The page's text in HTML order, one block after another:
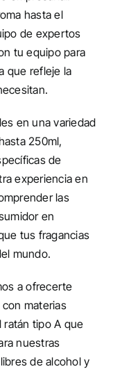
hasta el
de expertos
tu equipo para
que refleje la
en una variedad
250ml,
de
experiencia en
las
en
tus fragancias
mundo.
a ofrecerte
materias
ratán tipo A que
nuestras
de alcohol y